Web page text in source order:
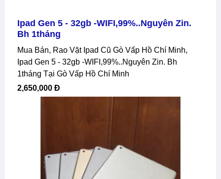
Ipad Gen 5 - 32gb -WIFI,99%..nguyên Zin.
Bh 1tháng
Mua Bán, Rao Vặt Ipad Cũ Gò Vấp Hồ Chí Minh,
Ipad Gen 5 - 32gb -WIFI,99%..nguyên Zin. Bh
1tháng Tại Gò Vấp Hồ Chí Minh
2,650,000 Đ